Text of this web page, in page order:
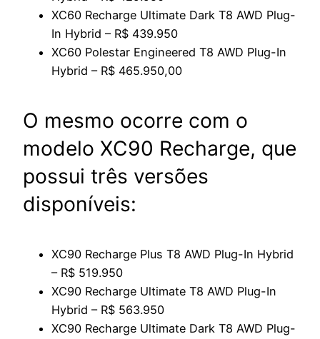
XC60 Recharge Ultimate Dark T8 AWD Plug-
In Hybrid – R$ 439.950
XC60 Polestar Engineered T8 AWD Plug-In
Hybrid – R$ 465.950,00
O mesmo ocorre com o
modelo XC90 Recharge, que
possui três versões
disponíveis:
XC90 Recharge Plus T8 AWD Plug-In Hybrid
– R$ 519.950
XC90 Recharge Ultimate T8 AWD Plug-In
Hybrid – R$ 563.950
XC90 Recharge Ultimate Dark T8 AWD Plug-